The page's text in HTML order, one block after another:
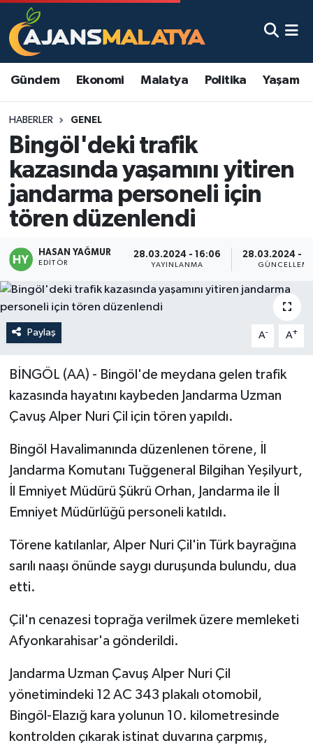
Gündem Ekonomi Malatya Politika Yaşam
HABERLER GENEL
Bingöl'deki trafik
kazasında yaşamını yitiren
jandarma personeli için
tören düzenlendi
HASAN YAĞMUR
EDITÖR
28.03.2024 - 16:06
YAYINLANMA
28.03.2024 -
Paylaş A- A+
BİNGÖL (AA) - Bingöl'de meydana gelen trafik
kazasında hayatını kaybeden Jandarma Uzman
Çavuş Alper Nuri Çil için tören yapıldı.
Bingöl Havalimanında düzenlenen törene, İl
Jandarma Komutanı Tuğgeneral Bilgihan Yeşilyurt,
İl Emniyet Müdürü Şükrü Orhan, Jandarma ile İl
Emniyet Müdürlüğü personeli katıldı.
Törene katılanlar, Alper Nuri Çil'in Türk bayrağına
sarılı naaşı önünde saygı duruşunda bulundu, dua
etti.
Çil'n cenazesi toprağa verilmek üzere memleketi
Afyonkarahisar'a gönderildi.
Jandarma Uzman Çavuş Alper Nuri Çil
yönetimindeki 12 AC 343 plakalı otomobil,
Bingöl-Elazığ kara yolunun 10. kilometresinde
kontrolden çıkarak istinat duvarına çarpmış,
Asayiş
Eğitim
Ekonomi
Gündem
Kültür & Sanat
Magazin
Politika
Sağlık
Spor
Teknoloji
Malatya Nöbetçi Eczaneler
Malatya Namaz Vakitleri
Malatya Trafik Yoğunluk Haritası
TFF 3.Lig 2.Grup Puan Durumu ve Fikstür
Son Dakika Haberleri
Haber Arşivi